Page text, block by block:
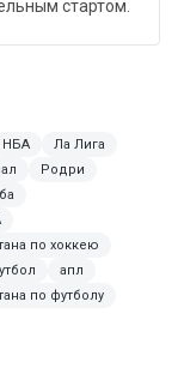
стартом.
НБА
Ла Лига
Родри
по хоккею
апл
по футболу